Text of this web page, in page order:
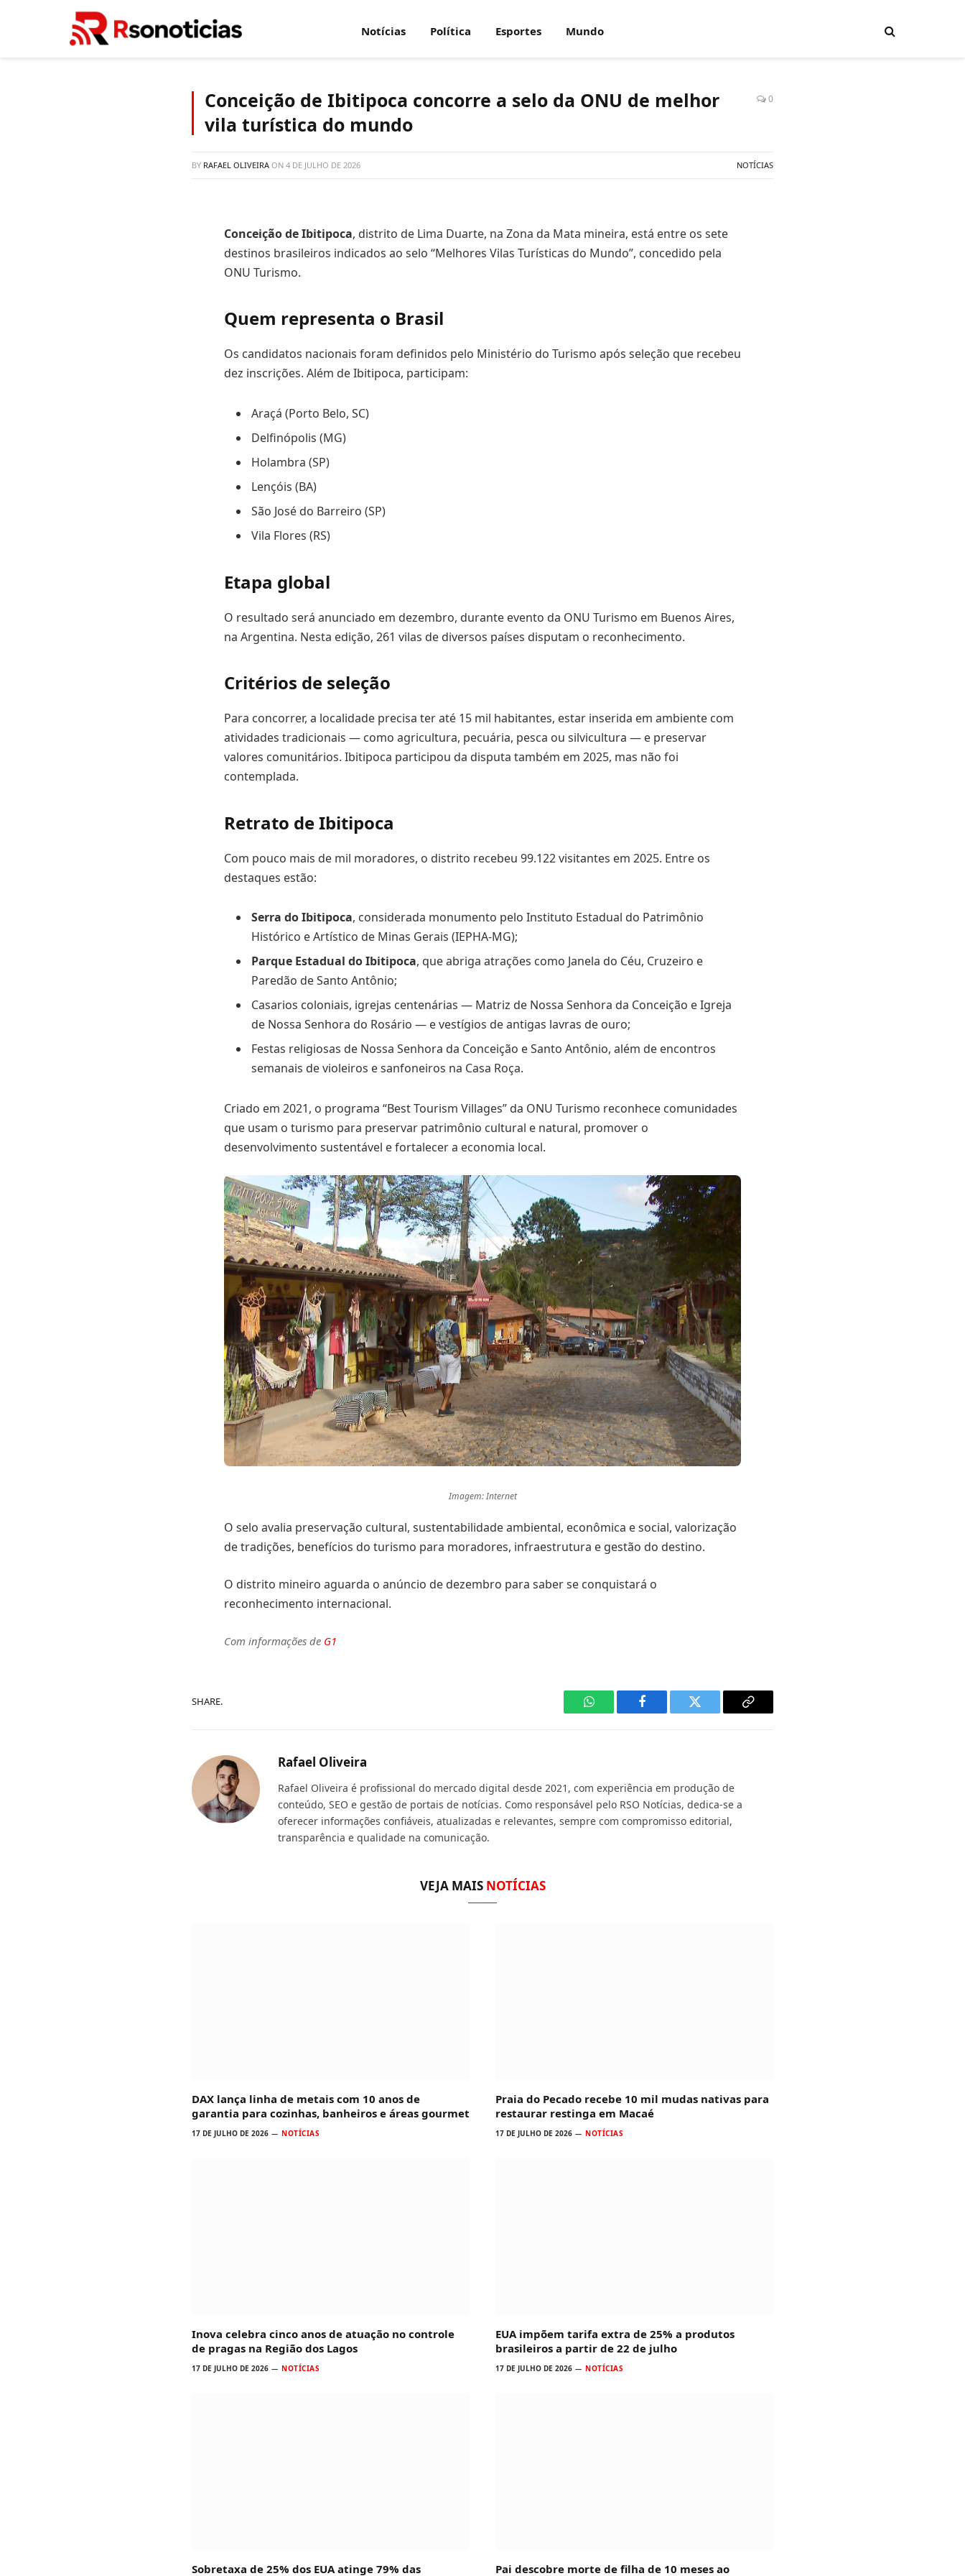
Notícias Política Esportes Mundo
Conceição de Ibitipoca concorre a selo da ONU de melhor
vila turística do mundo
0
BY RAFAEL OLIVEIRA ON 4 DE JULHO DE 2026 NOTÍCIAS
Conceição de Ibitipoca, distrito de Lima Duarte, na Zona da Mata mineira, está entre os sete
destinos brasileiros indicados ao selo “Melhores Vilas Turísticas do Mundo”, concedido pela
ONU Turismo.
Quem representa o Brasil
Os candidatos nacionais foram definidos pelo Ministério do Turismo após seleção que recebeu
dez inscrições. Além de Ibitipoca, participam:
Araçá (Porto Belo, SC)
Delfinópolis (MG)
Holambra (SP)
Lençóis (BA)
São José do Barreiro (SP)
Vila Flores (RS)
Etapa global
O resultado será anunciado em dezembro, durante evento da ONU Turismo em Buenos Aires,
na Argentina. Nesta edição, 261 vilas de diversos países disputam o reconhecimento.
Critérios de seleção
Para concorrer, a localidade precisa ter até 15 mil habitantes, estar inserida em ambiente com
atividades tradicionais — como agricultura, pecuária, pesca ou silvicultura — e preservar
valores comunitários. Ibitipoca participou da disputa também em 2025, mas não foi
contemplada.
Retrato de Ibitipoca
Com pouco mais de mil moradores, o distrito recebeu 99.122 visitantes em 2025. Entre os
destaques estão:
Serra do Ibitipoca, considerada monumento pelo Instituto Estadual do Patrimônio
Histórico e Artístico de Minas Gerais (IEPHA-MG);
Parque Estadual do Ibitipoca, que abriga atrações como Janela do Céu, Cruzeiro e
Paredão de Santo Antônio;
Casarios coloniais, igrejas centenárias — Matriz de Nossa Senhora da Conceição e Igreja
de Nossa Senhora do Rosário — e vestígios de antigas lavras de ouro;
Festas religiosas de Nossa Senhora da Conceição e Santo Antônio, além de encontros
semanais de violeiros e sanfoneiros na Casa Roça.
Criado em 2021, o programa “Best Tourism Villages” da ONU Turismo reconhece comunidades
que usam o turismo para preservar patrimônio cultural e natural, promover o
desenvolvimento sustentável e fortalecer a economia local.
Imagem: Internet
O selo avalia preservação cultural, sustentabilidade ambiental, econômica e social, valorização
de tradições, benefícios do turismo para moradores, infraestrutura e gestão do destino.
O distrito mineiro aguarda o anúncio de dezembro para saber se conquistará o
reconhecimento internacional.
Com informações de G1
SHARE.
WhatsAppFacebook Twitter
Copy
Rafael Oliveira
Rafael Oliveira é profissional do mercado digital desde 2021, com experiência em produção de
conteúdo, SEO e gestão de portais de notícias. Como responsável pelo RSO Notícias, dedica-se a
oferecer informações confiáveis, atualizadas e relevantes, sempre com compromisso editorial,
transparência e qualidade na comunicação.
VEJA MAIS NOTÍCIAS
DAX lança linha de metais com 10 anos de
garantia para cozinhas, banheiros e áreas gourmet
17 DE JULHO DE 2026 NOTÍCIAS
Praia do Pecado recebe 10 mil mudas nativas para
restaurar restinga em Macaé
17 DE JULHO DE 2026 NOTÍCIAS
Inova celebra cinco anos de atuação no controle
de pragas na Região dos Lagos
17 DE JULHO DE 2026 NOTÍCIAS
EUA impõem tarifa extra de 25% a produtos
brasileiros a partir de 22 de julho
17 DE JULHO DE 2026 NOTÍCIAS
Sobretaxa de 25% dos EUA atinge 79% das
Pai descobre morte de filha de 10 meses ao